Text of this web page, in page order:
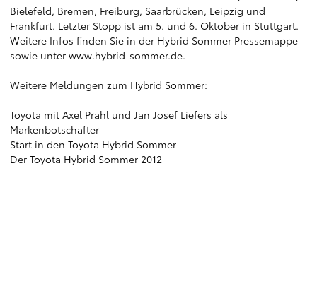
Bielefeld, Bremen, Freiburg, Saarbrücken, Leipzig und
Frankfurt. Letzter Stopp ist am 5. und 6. Oktober in Stuttgart.
Weitere Infos finden Sie in der Hybrid Sommer Pressemappe
sowie unter www.hybrid-sommer.de.
Weitere Meldungen zum Hybrid Sommer:
Toyota mit Axel Prahl und Jan Josef Liefers als
Markenbotschafter
Start in den Toyota Hybrid Sommer
Der Toyota Hybrid Sommer 2012